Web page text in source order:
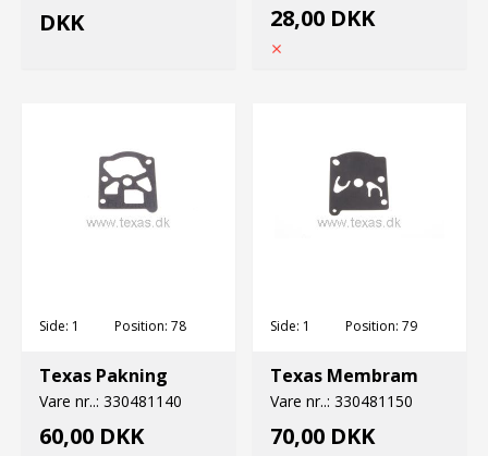
DKK 28,00 DKK
Side: 1 Position: 78
Texas Pakning
Vare nr..: 330481140
60,00 DKK
Side: 1 Position: 79
Texas Membram
Vare nr..: 330481150
70,00 DKK